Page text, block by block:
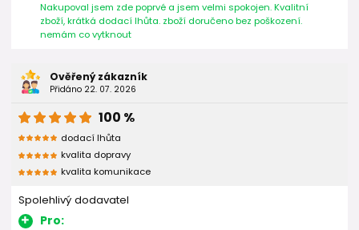
Nakupoval jsem zde poprvé a jsem velmi spokojen. Kvalitní
zboží, krátká dodací lhůta. zboží doručeno bez poškození.
nemám co vytknout
Ověřený zákazník
Přidáno 22. 07. 2026
Spolehlivý dodavatel
Pro:
100 %
dodací lhůta
kvalita dopravy
kvalita komunikace